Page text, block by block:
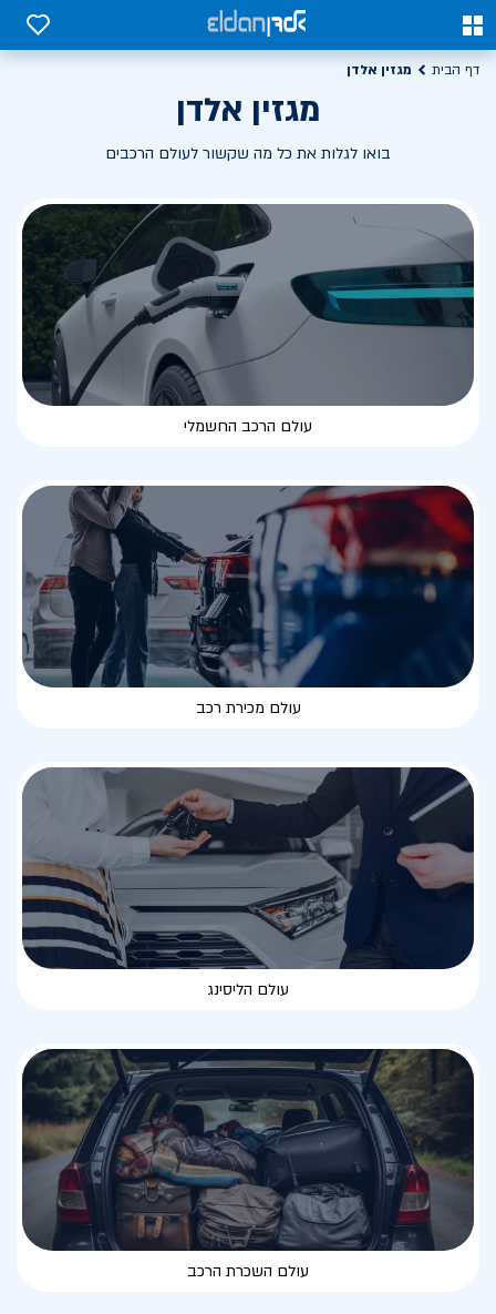
0
0
דף הבית מגזין אלדן
מגזין אלדן
בואו לגלות את כל מה שקשור לעולם הרכבים
עולם הרכב החשמלי
עולם מכירת רכב
עולם הליסינג
עולם השכרת הרכב